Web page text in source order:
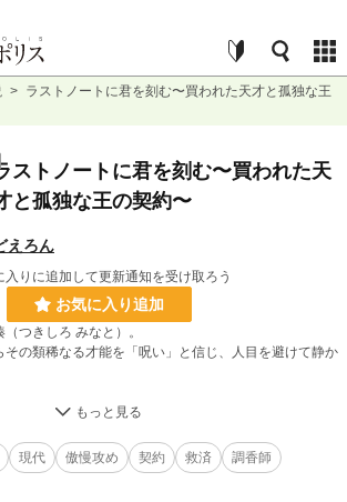
> ラストノートに君を刻む〜買われた天才と孤独な王
ストノートに君を刻む〜買われた天
と孤独な王の契約〜
えろん
入りに追加して更新通知を受け取ろう
お気に入り追加
つきしろ みなと）。
の類稀なる才能を「呪い」と信じ、人目を避けて静か
は、巨大企業の若きCEO、獅子堂黎（ししどう れ
の小さな聖域を土足で踏み荒らす。
現代 傲慢攻め 契約 救済
調香師